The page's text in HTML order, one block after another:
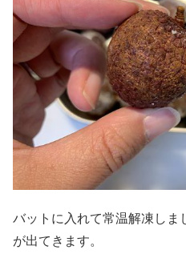
バットに入れて常温解凍しま
が出てきます。